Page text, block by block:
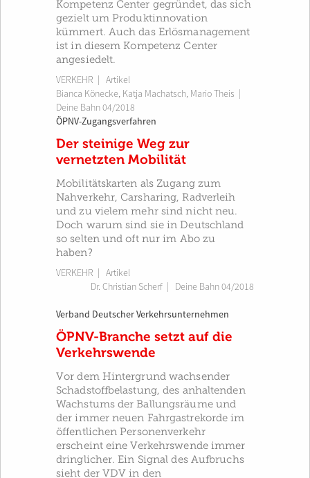
Kompetenz Center gegründet, das sich
gezielt um Produktinnovation
kümmert. Auch das Erlösmanagement
ist in diesem Kompetenz Center
angesiedelt.
VERKEHR | Artikel
Bianca Könecke, Katja Machatsch, Mario Theis
Deine Bahn 04/2018
ÖPNV-Zugangsverfahren
Der steinige Weg zur
vernetzten Mobilität
Mobilitätskarten als Zugang zum
Nahverkehr, Carsharing, Radverleih
und zu vielem mehr sind nicht neu.
Doch warum sind sie in Deutschland
so selten und oft nur im Abo zu
haben?
VERKEHR | Artikel
Dr. Christian Scherf
Deine Bahn 04/2018
Verband Deutscher Verkehrsunternehmen
ÖPNV-Branche setzt auf die
Verkehrswende
Vor dem Hintergrund wachsender
Schadstoffbelastung, des anhaltenden
Wachstums der Ballungsräume und
der immer neuen Fahrgastrekorde im
öffentlichen Personenverkehr
erscheint eine Verkehrswende immer
dringlicher. Ein Signal des Aufbruchs
sieht der VDV in den